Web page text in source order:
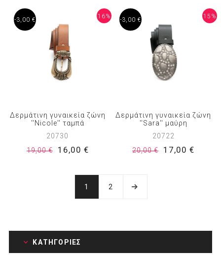
16%
-3,00 €
Δερμάτινη γυναικεία ζώνη
''Nicole'' ταμπά
20730
19,00 €
16,00 €
15%
-3,00 €
Δερμάτινη γυναικεία ζώνη
''Sara'' μαύρη
20722
20,00 €
17,00 €
1 2
ΚΑΤΗΓΟΡΊΕΣ